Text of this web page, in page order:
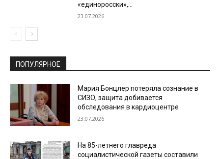
«единоросски»,...
23.07.2026
ПОПУЛЯРНОЕ
Мария Бонцлер потеряла сознание в
СИЗО, защита добивается
обследования в кардиоцентре
23.07.2026
На 85-летнего главреда
социалистической газеты составили